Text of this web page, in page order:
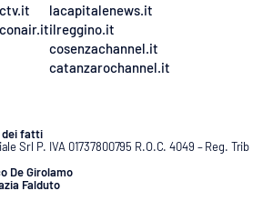
lacapitalenews.it
ilreggino.it
cosenzachannel.it
catanzarochannel.it
dei fatti
Srl P. IVA 01737800795 R.O.C. 4049 – Reg. Trib
De Girolamo
Falduto